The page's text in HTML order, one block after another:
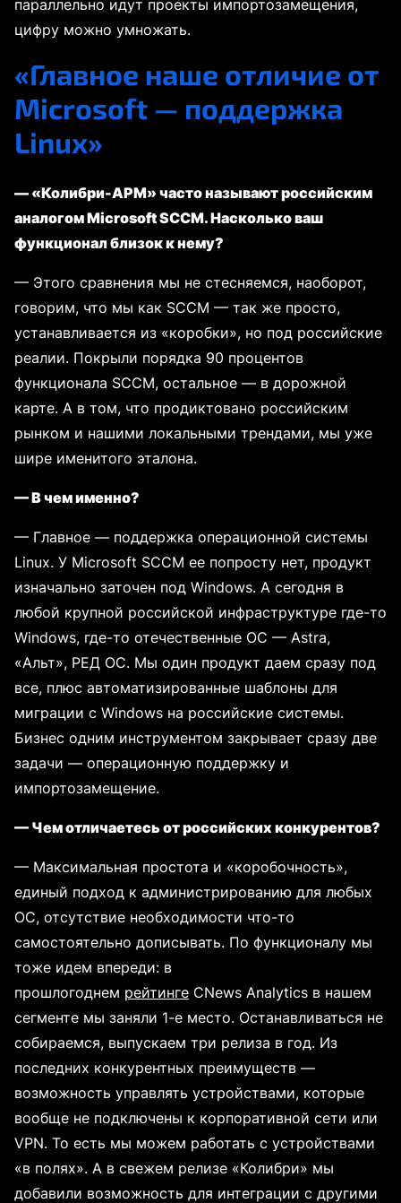
параллельно идут проекты импортозамещения,
цифру можно умножать.
«Главное наше отличие от
Microsoft — поддержка
Linux»
— «Колибри-АРМ» часто называют российским
аналогом Microsoft SCCM. Насколько ваш
функционал близок к нему?
— Этого сравнения мы не стесняемся, наоборот,
говорим, что мы как SCCM — так же просто,
устанавливается из «коробки», но под российские
реалии. Покрыли порядка 90 процентов
функционала SCCM, остальное — в дорожной
карте. А в том, что продиктовано российским
рынком и нашими локальными трендами, мы уже
шире именитого эталона.
— В чем именно?
— Главное — поддержка операционной системы
Linux. У Microsoft SCCM ее попросту нет, продукт
изначально заточен под Windows. А сегодня в
любой крупной российской инфраструктуре где-то
Windows, где-то отечественные ОС — Astra,
«Альт», РЕД ОС. Мы один продукт даем сразу под
все, плюс автоматизированные шаблоны для
миграции с Windows на российские системы.
Бизнес одним инструментом закрывает сразу две
задачи — операционную поддержку и
импортозамещение.
— Чем отличаетесь от российских конкурентов?
— Максимальная простота и «коробочность»,
единый подход к администрированию для любых
ОС, отсутствие необходимости что-то
самостоятельно дописывать. По функционалу мы
тоже идем впереди: в
прошлогоднем рейтинге CNews Analytics в нашем
сегменте мы заняли 1-е место. Останавливаться не
собираемся, выпускаем три релиза в год. Из
последних конкурентных преимуществ —
возможность управлять устройствами, которые
вообще не подключены к корпоративной сети или
VPN. То есть мы можем работать с устройствами
«в полях». А в свежем релизе «Колибри» мы
добавили возможность для интеграции с другими